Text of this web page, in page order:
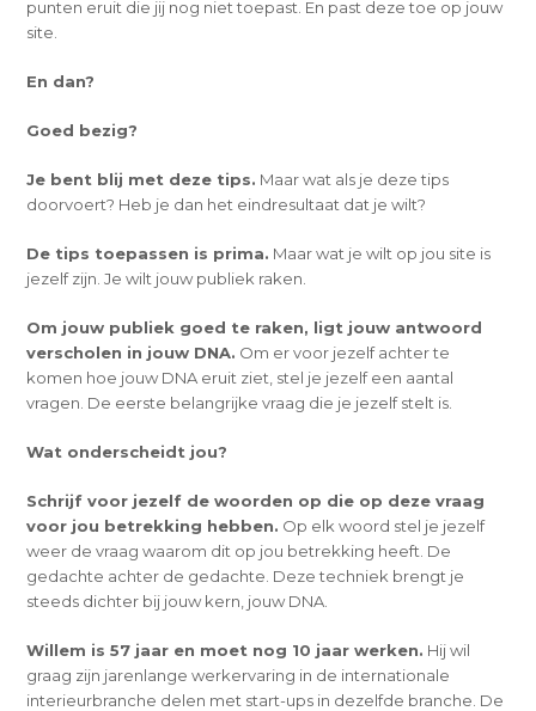
punten eruit die jij nog niet toepast. En past deze toe op jouw
site.
En dan?
Goed bezig?
Je bent blij met deze tips. Maar wat als je deze tips
doorvoert? Heb je dan het eindresultaat dat je wilt?
De tips toepassen is prima. Maar wat je wilt op jou site is
jezelf zijn. Je wilt jouw publiek raken.
Om jouw publiek goed te raken, ligt jouw antwoord
verscholen in jouw DNA. Om er voor jezelf achter te
komen hoe jouw DNA eruit ziet, stel je jezelf een aantal
vragen. De eerste belangrijke vraag die je jezelf stelt is.
Wat onderscheidt jou?
Schrijf voor jezelf de woorden op die op deze vraag
voor jou betrekking hebben. Op elk woord stel je jezelf
weer de vraag waarom dit op jou betrekking heeft. De
gedachte achter de gedachte. Deze techniek brengt je
steeds dichter bij jouw kern, jouw DNA.
Willem is 57 jaar en moet nog 10 jaar werken. Hij wil
graag zijn jarenlange werkervaring in de internationale
interieurbranche delen met start-ups in dezelfde branche. De